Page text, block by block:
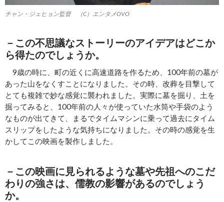
チャン・ジェヒョン監督 （C）エンタメOVO
－この不思議なストーリーのアイデアはどこか
ら得たのでしょうか。
9歳の時に、町の近くに高速道路を作るため、100年前の墓が
あった山をなくすことになりました。その時、改葬を目撃して
とても複雑で妙な感覚に襲われました。実際に墓を掘り、土を
掘ってみると、100年前の人々が使っていた水筒や手袋のよう
なものが出てきて、まるでタイムマシンに乗って過去にタイム
スリップをしたような気持ちになりました。その時の感覚を生
かしてこの映画を製作しました。
－この映画に見られるような墓や先祖へのこだ
わりの強さは、儒教の影響があるのでしょう
か。